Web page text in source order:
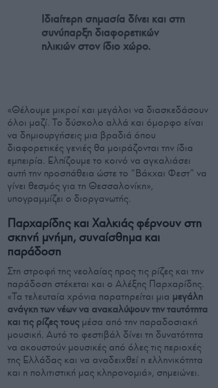
Ιδιαίτερη σημασία δίνει και στη
συνύπαρξη διαφορετικών
ηλικιών στον ίδιο χώρο.
«Θέλουμε μικροί και μεγάλοι να διασκεδάσουν
όλοι μαζί. Το δύσκολο αλλά και όμορφο είναι
να δημιουργήσεις μια βραδιά όπου
διαφορετικές γενιές θα μοιράζονται την ίδια
εμπειρία. Ελπίζουμε το κοινό να αγκαλιάσει
αυτή την προσπάθεια ώστε το “Βάκχαι Φεστ” να
γίνει θεσμός για τη Θεσσαλονίκη»,
υπογραμμίζει ο διοργανωτής.
Παρχαρίδης και Χαλκιάς φέρνουν στη
σκηνή μνήμη, συναίσθημα και
παράδοση
Στη στροφή της νεολαίας προς τις ρίζες και την
παράδοση στέκεται και ο Αλέξης Παρχαρίδης.
«Τα τελευταία χρόνια παρατηρείται μια μεγάλη
ανάγκη των νέων να ανακαλύψουν την ταυτότητα
και τις ρίζες τουςμέσα από την παραδοσιακή
μουσική. Αυτό το φεστιβάλ δίνει τη δυνατότητα
να ακουστούν μουσικές από όλες τις περιοχές
της Ελλάδας και να αναδειχθεί η ελληνικότητα
και η πολιτιστική μας κληρονομιά», σημειώνει.